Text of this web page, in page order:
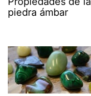
piedra ámbar